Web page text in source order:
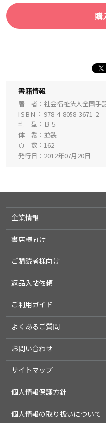
購
書籍情報
著 者
社会福祉法人全国手
ISBN
978-4-8058-3671-2
判 型
Ｂ５
体 裁
並製
頁 数
162
発行日
2012年07月20日
企業情報
書店様向け
ご購読者様向け
返品入帖依頼
ご利用ガイド
よくあるご質問
お問い合わせ
サイトマップ
個人情報保護方針
個人情報の取り扱いについて